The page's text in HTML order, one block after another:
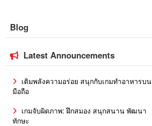
Blog
Latest Announcements
เติมพลังความอร่อย สนุกกับเกมทำอาหารบน
มือถือ
เกมจับผิดภาพ: ฝึกสมอง สนุกสนาน พัฒนา
ทักษะ